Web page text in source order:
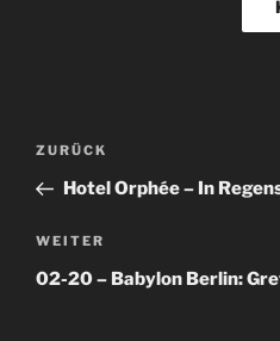
Beitragsnavigation
Vorheriger
Beitrag
ZURÜCK
Hotel Orphée – In
Nächster
Beitrag
WEITER
02-20 – Babylon Berlin: